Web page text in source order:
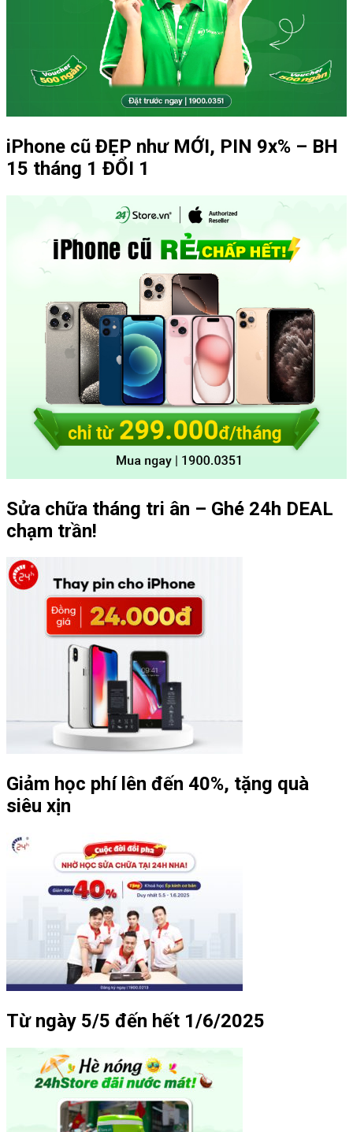
iPhone cũ ĐẸP như MỚI, PIN 9x% – BH
15 tháng 1 ĐỔI 1
Sửa chữa tháng tri ân – Ghé 24h DEAL
chạm trần!
Giảm học phí lên đến 40%, tặng quà
siêu xịn
Từ ngày 5/5 đến hết 1/6/2025